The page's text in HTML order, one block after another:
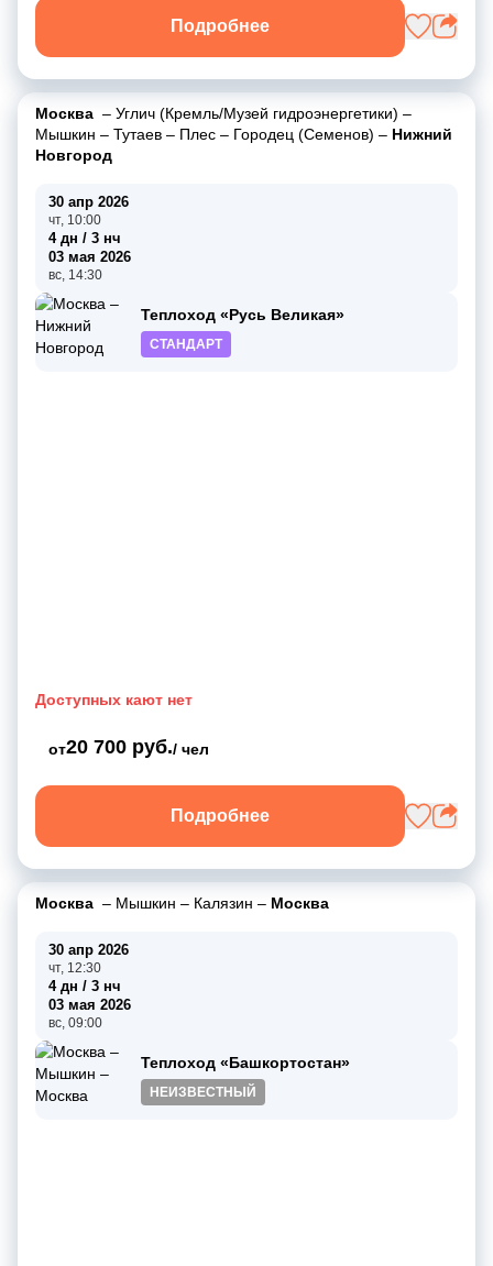
Подробнее
Москва – Углич (Кремль/Музей гидроэнергетики) –
Мышкин – Тутаев – Плес – Городец (Семенов) – Нижний
Новгород
30 апр 2026
чт, 10:00
4 дн / 3 нч
03 мая 2026
вс, 14:30
Теплоход «Русь Великая»
СТАНДАРТ
Доступных кают нет
от20 700 руб./ чел
Подробнее
Москва – Мышкин – Калязин – Москва
30 апр 2026
чт, 12:30
4 дн / 3 нч
03 мая 2026
вс, 09:00
Теплоход «Башкортостан»
НЕИЗВЕСТНЫЙ